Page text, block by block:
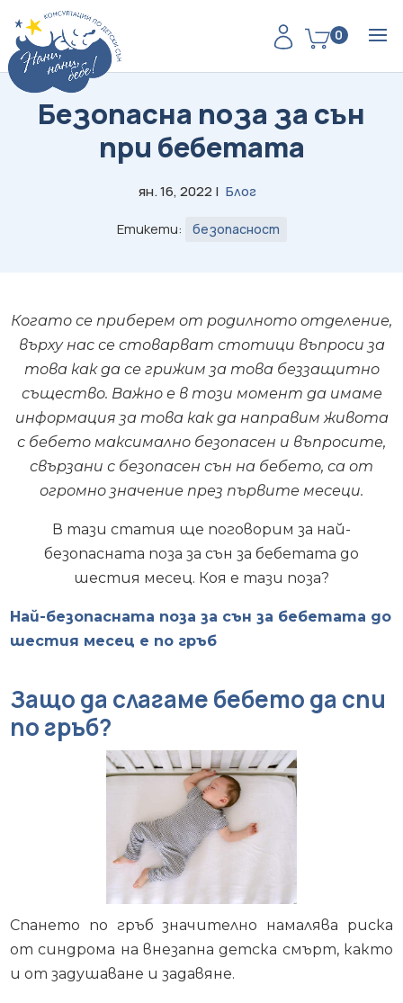
0
Безопасна поза за сън
при бебетата
ян. 16, 2022 | Блог
Етикети:
безопасност
Когато се приберем от родилното отделение,
върху нас се стоварват стотици въпроси за
това как да се грижим за това беззащитно
същество. Важно е в този момент да имаме
информация за това как да направим живота
с бебето максимално безопасен и въпросите,
свързани с безопасен сън на бебето, са от
огромно значение през първите месеци.
В тази статия ще поговорим за най-
безопасната поза за сън за бебетата до
шестия месец. Коя е тази поза?
Най-безопасната поза за сън за бебетата до
шестия месец е по гръб
Защо да слагаме бебето да спи
по гръб?
Спането по гръб значително намалява риска
от синдрома на внезапна детска смърт, както
и от задушаване и задавяне.